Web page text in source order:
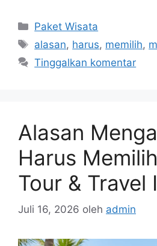
Kategori
Paket Wisata
Tag
alasan, harus, memilih,
Tinggalkan komentar
Alasan
Harus
Tour & Travel
Juli 16, 2026 oleh admin